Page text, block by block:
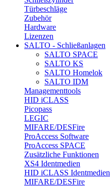
Türbeschläge
Zubehör
Hardware
Lizenzen
SALTO - Schließanlagen
SALTO SPACE
SALTO KS
SALTO Homelok
SALTO IDM
Managementtools
HID iCLASS
Picopass
LEGIC
MIFARE/DESFire
ProAccess Software
ProAccess SPACE
Zusätzliche Funktionen
XS4 Identmedien
HID iCLASS Identmedien
MIFARE/DESFire